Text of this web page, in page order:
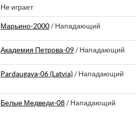
Не играет
Марьино-2000 / Нападающий
Академия Петрова-09 / Нападающий
Pardaugava-06 (Latvia) / Нападающий
Белые Медведи-08 / Нападающий